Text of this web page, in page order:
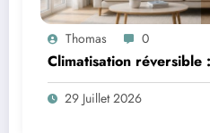
Thomas 0
Climatisation réversible
29 Juillet 2026